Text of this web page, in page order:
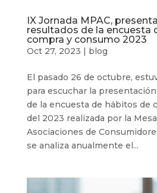
IX Jornada MPAC,
resultados de la encuesta
compra y consumo 2023
Oct 27, 2023 blog
El pasado 26 de octubre,
para escuchar la
de la encuesta de hábitos de
del 2023 realizada por la
Asociaciones de
se analiza anualmente el...